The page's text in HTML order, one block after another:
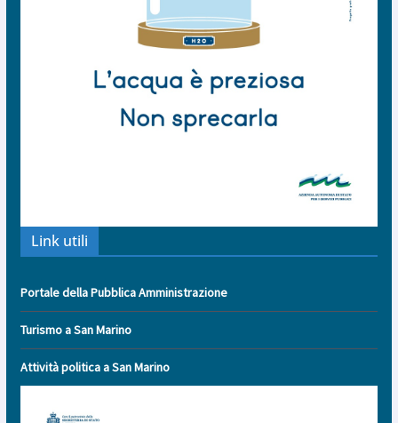
Link utili
Portale della Pubblica Amministrazione
Turismo a San Marino
Attività politica a San Marino